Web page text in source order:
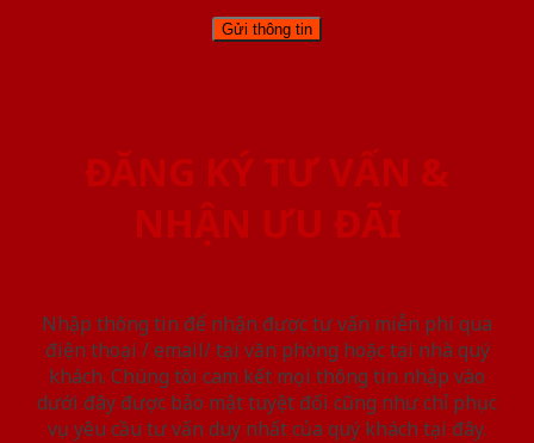
ĐĂNG KÝ TƯ VẤN &
NHẬN ƯU ĐÃI
Nhập thông tin để nhận được tư vấn miễn phí qua
điện thoại / email/ tại văn phòng hoặc tại nhà quý
khách. Chúng tôi cam kết mọi thông tin nhập vào
dưới đây được bảo mật tuyệt đối cũng như chỉ phục
vụ yêu cầu tư vấn duy nhất của quý khách tại đây.